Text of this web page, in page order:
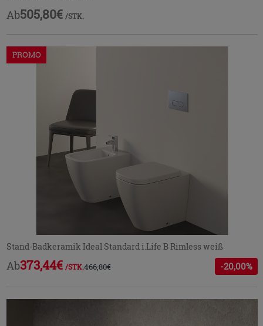
Ab505,80€ /STK.
PROMO
Stand-Badkeramik Ideal Standard i.Life B Rimless weiß
Ab373,44€ /STK.466,80€ -20,00%